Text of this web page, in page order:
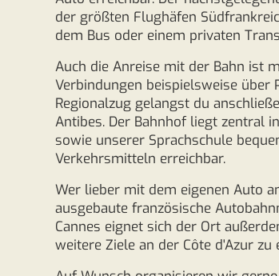
der größten Flughäfen
dem Bus oder einem privaten
Auch die Anreise mit der Bahn ist
Verbindungen beispielsweise über
Regionalzug gelangst du
Antibes. Der Bahnhof liegt zentral
sowie unserer Sprachschule
Verkehrsmitteln erreichbar.
Wer lieber mit dem eigenen Auto
ausgebaute französische
Cannes eignet sich der Ort
weitere Ziele an der Côte d'Azur zu